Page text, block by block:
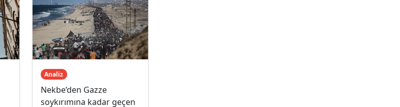
Analiz
Nekbe’den Gazze
soykırımına kadar geçen